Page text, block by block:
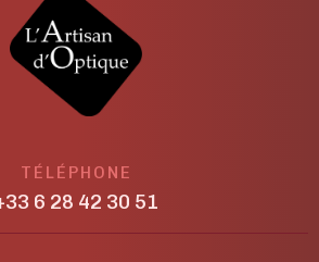
TÉLÉPHONE
6 28 42 30 51